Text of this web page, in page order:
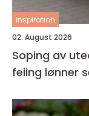
inspiration
02. August 2026
Soping av
feiing lønner